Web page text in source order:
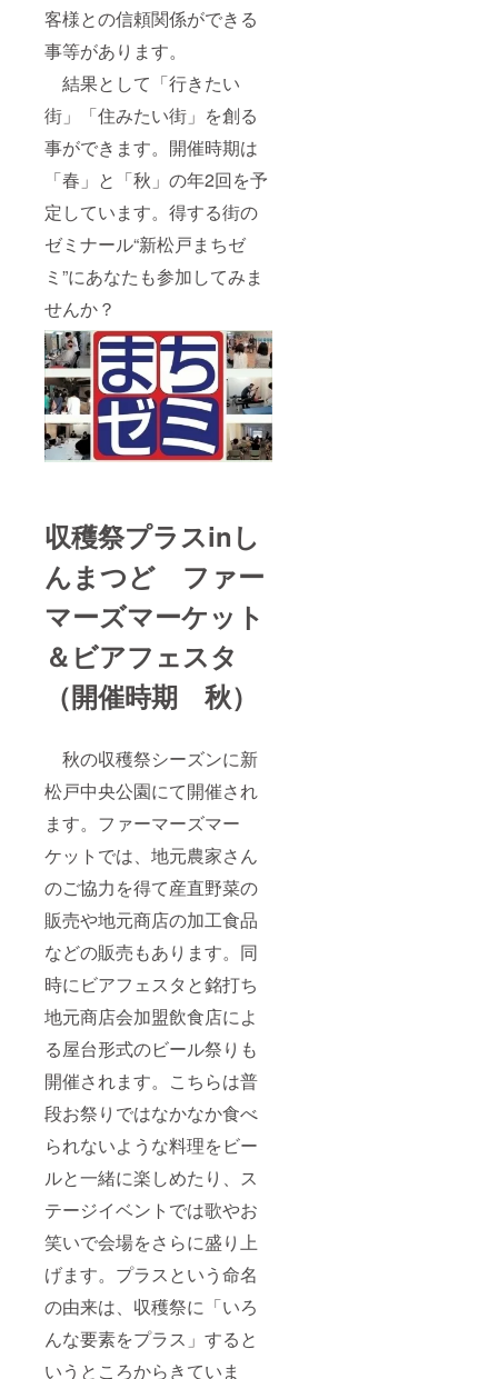
客様との信頼関係ができる
事等があります。
結果として「行きたい
街」「住みたい街」を創る
事ができます。開催時期は
「春」と「秋」の年2回を予
定しています。得する街の
ゼミナール“新松戸まちゼ
ミ”にあなたも参加してみま
せんか？
収穫祭プラスinし
んまつど ファー
マーズマーケット
＆ビアフェスタ
（開催時期 秋）
秋の収穫祭シーズンに新
松戸中央公園にて開催され
ます。ファーマーズマー
ケットでは、地元農家さん
のご協力を得て産直野菜の
販売や地元商店の加工食品
などの販売もあります。同
時にビアフェスタと銘打ち
地元商店会加盟飲食店によ
る屋台形式のビール祭りも
開催されます。こちらは普
段お祭りではなかなか食べ
られないような料理をビー
ルと一緒に楽しめたり、ス
テージイベントでは歌やお
笑いで会場をさらに盛り上
げます。プラスという命名
の由来は、収穫祭に「いろ
んな要素をプラス」すると
いうところからきていま